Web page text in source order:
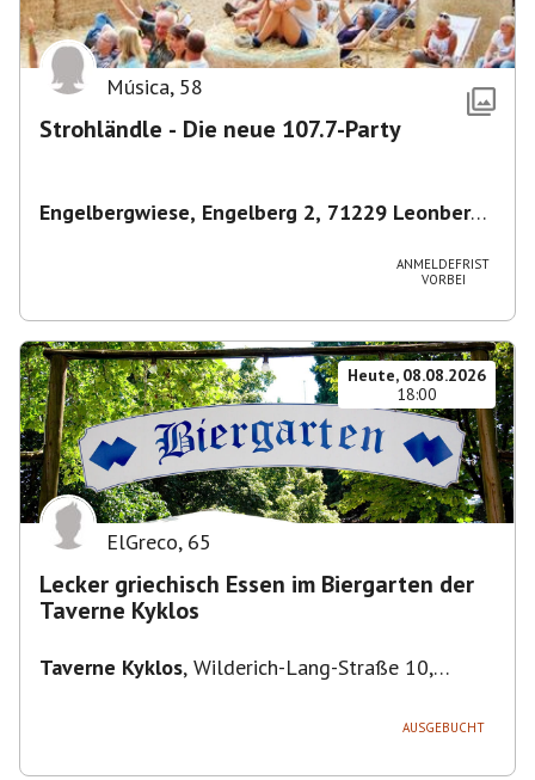
Música, 58
Strohländle - Die neue 107.7-Party
Engelbergwiese, Engelberg 2, 71229 Leonberg,
ANMELDEFRIST
VORBEI
Heute, 08.08.2026
18:00
ElGreco, 65
Lecker griechisch Essen im Biergarten der
Taverne Kyklos
Taverne Kyklos, Wilderich-Lang-Straße 10,
AUSGEBUCHT